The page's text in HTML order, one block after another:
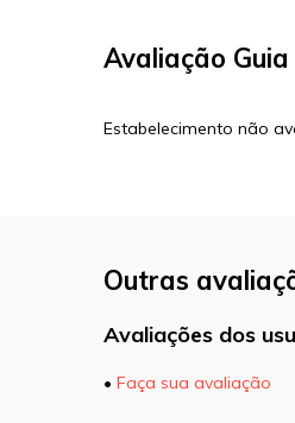
Avaliação
Estabelecimento não
Outras
Avaliações dos
• Faça sua avaliação